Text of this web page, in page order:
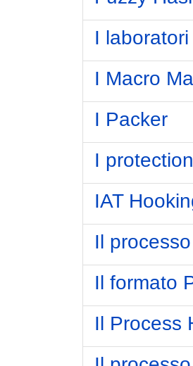
I
I Macro
I Packer
I
IAT
Il
Il formato
Il Process